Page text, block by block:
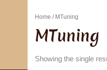
Home / MTuning
MTuning
Showing the single